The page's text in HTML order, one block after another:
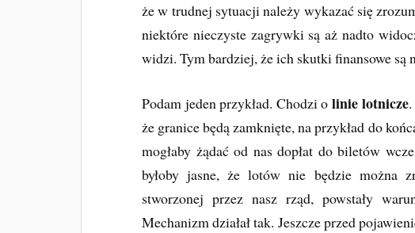
że w trudnej sytuacji należy wykazać się
niektóre nieczyste zagrywki są aż nadto
widzi. Tym bardziej, że ich skutki finansowe są
Podam jeden przykład. Chodzi o linie lotnicze.
że granice będą zamknięte, na przykład do
mogłaby żądać od nas dopłat do biletów
byłoby jasne, że lotów nie będzie można
stworzonej przez nasz rząd, powstały
Mechanizm działał tak. Jeszcze przed